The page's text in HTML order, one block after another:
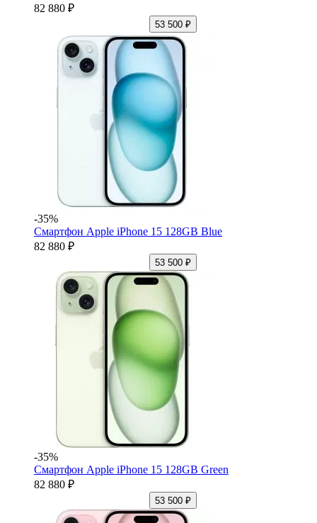
82 880 ₽
53 500 ₽
-35%
Смартфон Apple iPhone 15 128GB Blue
82 880 ₽
53 500 ₽
-35%
Смартфон Apple iPhone 15 128GB Green
82 880 ₽
53 500 ₽